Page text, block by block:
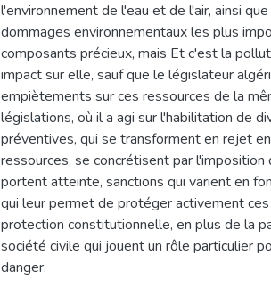
l'environnement de l'eau et de l'air, ainsi
dommages environnementaux les plus
composants précieux, mais Et c'est la
impact sur elle, sauf que le législateur
empiètements sur ces ressources de la
législations, où il a agi sur l'habilitation de
préventives, qui se transforment en rejet
ressources, se concrétisent par
portent atteinte, sanctions qui varient en
qui leur permet de protéger activement
protection constitutionnelle, en plus de la
société civile qui jouent un rôle particulier
danger.